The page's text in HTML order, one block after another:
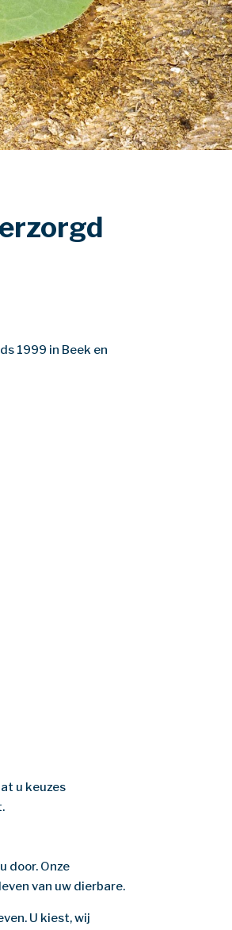
1999 in Beek en
u keuzes
door. Onze
van uw dierbare.
U kiest, wij